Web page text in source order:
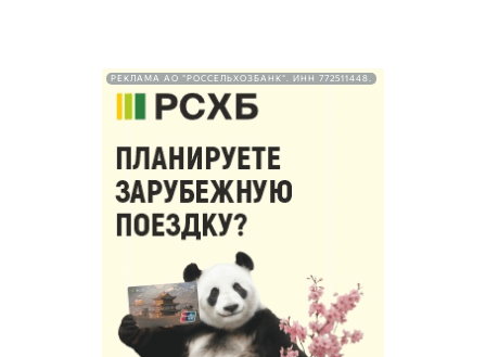
РЕКЛАМА АО "РОССЕЛЬХОЗБАНК". ИНН 772511448.